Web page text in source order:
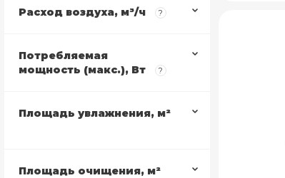
Расход воздуха, м³/ч ?
Потребляемая
мощность (макс.), Вт
?
Площадь увлажнения, м²
Площадь очищения, м²